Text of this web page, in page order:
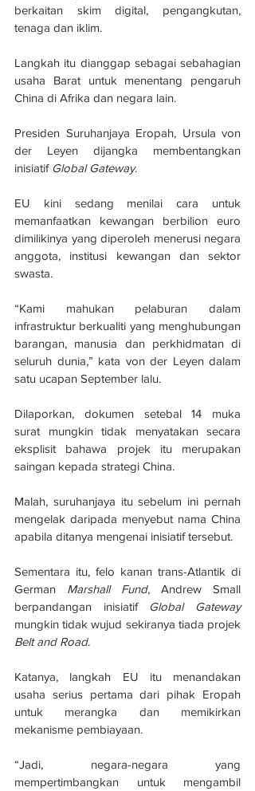
berkaitan skim digital, pengangkutan,
tenaga dan iklim.
Langkah itu dianggap sebagai sebahagian
usaha Barat untuk menentang pengaruh
China di Afrika dan negara lain.
Presiden Suruhanjaya Eropah, Ursula von
der Leyen dijangka membentangkan
inisiatif Global Gateway.
EU kini sedang menilai cara untuk
memanfaatkan kewangan berbilion euro
dimilikinya yang diperoleh menerusi negara
anggota, institusi kewangan dan sektor
swasta.
“Kami mahukan pelaburan dalam
infrastruktur berkualiti yang menghubungan
barangan, manusia dan perkhidmatan di
seluruh dunia,” kata von der Leyen dalam
satu ucapan September lalu.
Dilaporkan, dokumen setebal 14 muka
surat mungkin tidak menyatakan secara
eksplisit bahawa projek itu merupakan
saingan kepada strategi China.
Malah, suruhanjaya itu sebelum ini pernah
mengelak daripada menyebut nama China
apabila ditanya mengenai inisiatif tersebut.
Sementara itu, felo kanan trans-Atlantik di
German Marshall Fund, Andrew Small
berpandangan inisiatif Global Gateway
Belt and Road.
Katanya, langkah EU itu menandakan
usaha serius pertama dari pihak Eropah
untuk merangka dan memikirkan
mekanisme pembiayaan.
“Jadi, negara-negara yang
mempertimbangkan untuk mengambil